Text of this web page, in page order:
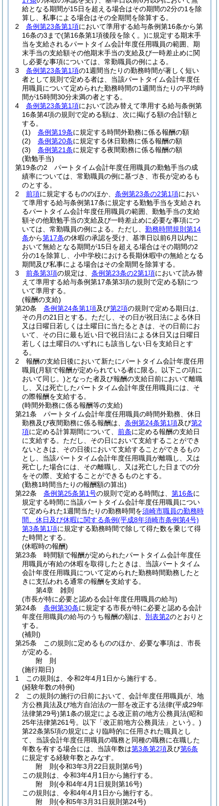
給となる期間が15日を超える場合はその期間の2分の1を除
算し、私事による場合はその全期間を除算する。
2
条例第23条第1項において準用する給与条例第16条から第
16条の3まで(第16条第1項後段を除く。)に規定する期末手
当を支給されるパートタイム会計年度任用職員の範囲、期
末手当の支給額その他期末手当の支給及び一時差止めに関
し必要な事項については、常勤職員の例による。
3
条例第23条第1項の1週間当たりの勤務時間が著しく短い
者として規則で定める者は、当該パートタイム会計年度任
用職員について定められた勤務時間の1週間当たりの平均時
間が15時間30分未満の者とする。
4
条例第23条第1項において読み替えて準用する給与条例第
16条第4項の規則で定める額は、次に掲げる額の合計額と
する。
(1)
条例第19条に規定する時間外勤務に係る報酬の額
(2)
条例第20条に規定する休日勤務に係る報酬の額
(3)
条例第21条に規定する夜間勤務に係る報酬の額
(勤勉手当)
第19条の2
パートタイム会計年度任用職員の勤勉手当の成
績率については、常勤職員の例に基づき、市長が定めるも
のとする。
2
前項に規定するもののほか、 条例第23条の2第1項におい
て準用する給与条例第17条に規定する勤勉手当を支給され
るパートタイム会計年度任用職員の範囲、勤勉手当の支給
額その他勤勉手当の支給及び一時差止めに必要な事項につ
いては、常勤職員の例による。 ただし、 勤務時間規則第14
条から第17条の休暇の承認を受け、基準日以前6月以内に
おいて無給となる期間が15日を超える場合はその期間の2
分の1を除算し、小中学校における長期休暇中の無給となる
期間及び私事による場合はその全期間を除算する。
3
前条第3項の規定は、 条例第23条の2第1項において読み替
えて準用する給与条例第17条第3項の規則で定める額につ
いて準用する。
(報酬の支給)
第20条
条例第24条第1項及び第2項の規則で定める期日は、
その月の21日とする。 ただし、その日が祝日法による休日
又は日曜日若しくは土曜日に当たるときは、その日前にお
いて、その日に最も近い日で祝日法による休日又は日曜日
若しくは土曜日のいずれにも該当しない日を支給日とす
る。
2
報酬の支給日後において新たにパートタイム会計年度任用
職員(月額で報酬が定められている者に限る。以下この項に
おいて同じ。)となった者及び報酬の支給日前において離職
し、又は死亡したパートタイム会計年度任用職員には、そ
の際報酬を支給する。
(時間外勤務に係る報酬等の支給)
第21条
パートタイム会計年度任用職員の時間外勤務、休日
勤務及び夜間勤務に係る報酬は、 条例第24条第1項及び第2
項に定める計算期間について、 前条に定める報酬の支給日
に支給する。 ただし、その日において支給することができ
ないときは、その日後において支給することができるもの
とし、当該パートタイム会計年度任用職員が離職し、又は
死亡した場合には、その離職し、又は死亡した日までの分
をその際、支給することができるものとする。
(勤務1時間当たりの報酬額の算出)
第22条
条例第25条第1号の規則で定める時間は、 第16条に
規定する時間に当該パートタイム会計年度任用職員につい
て定められた1週間当たりの勤務時間を須崎市職員の勤務時
間、休日及び休暇に関する条例(平成8年須崎市条例第4号)
第3条第1項に規定する勤務時間で除して得た数を乗じて得
た時間とする。
(休暇時の報酬)
第23条
時間額で報酬が定められたパートタイム会計年度任
用職員が有給の休暇を取得したときは、当該パートタイム
会計年度任用職員について定められた勤務時間勤務したと
きに支払われる通常の報酬を支給する。
第4章
雑則
(市長が特に必要と認める会計年度任用職員の給与)
第24条
条例第30条に規定する市長が特に必要と認める会計
年度任用職員の給与のうち報酬の額は、 別表第2のとおりと
する。
(補則)
第25条
この規則に定めるもののほか、必要な事項は、市長
が定める。
附 則
(施行期日)
1
この規則は、令和2年4月1日から施行する。
(経験年数の特例)
2
この規則の施行の日前において、会計年度任用職員が、地
方公務員法及び地方自治法の一部を改正する法律(平成29年
法律第29号)第1条の規定による改正前の地方公務員法(昭和
25年法律第261号。以下「改正前地方公務員法」という。)
第22条第5項の規定により臨時的に任用された職員とし
て、当該会計年度任用職員の職務と同種の職務に在職した
年数を有する場合には、当該年数は第3条第2項及び第6条
に規定する経験年数とみなす。
附 則(令和3年3月22日規則第6号)
この規則は、令和3年4月1日から施行する。
附 則(令和4年4月1日規則第16号)
この規則は、令和4年4月1日から施行する。
附 則(令和5年3月31日規則第24号)